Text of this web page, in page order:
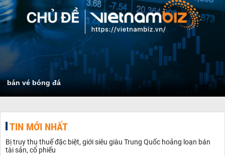
bán vé bóng đá
TIN MỚI NHẤT
Bị truy thu thuế đặc biệt, giới siêu giàu Trung Quốc hoảng loạn bán
tài sản, cổ phiếu